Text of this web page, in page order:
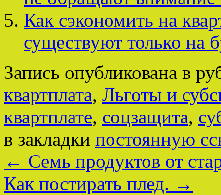
Как сэкономить на
существуют только на
Запись опубликована в
квартплата, Льготы и
квартплате, соцзащита,
в закладки постоянную
← Семь продуктов от
Как постирать плед. →